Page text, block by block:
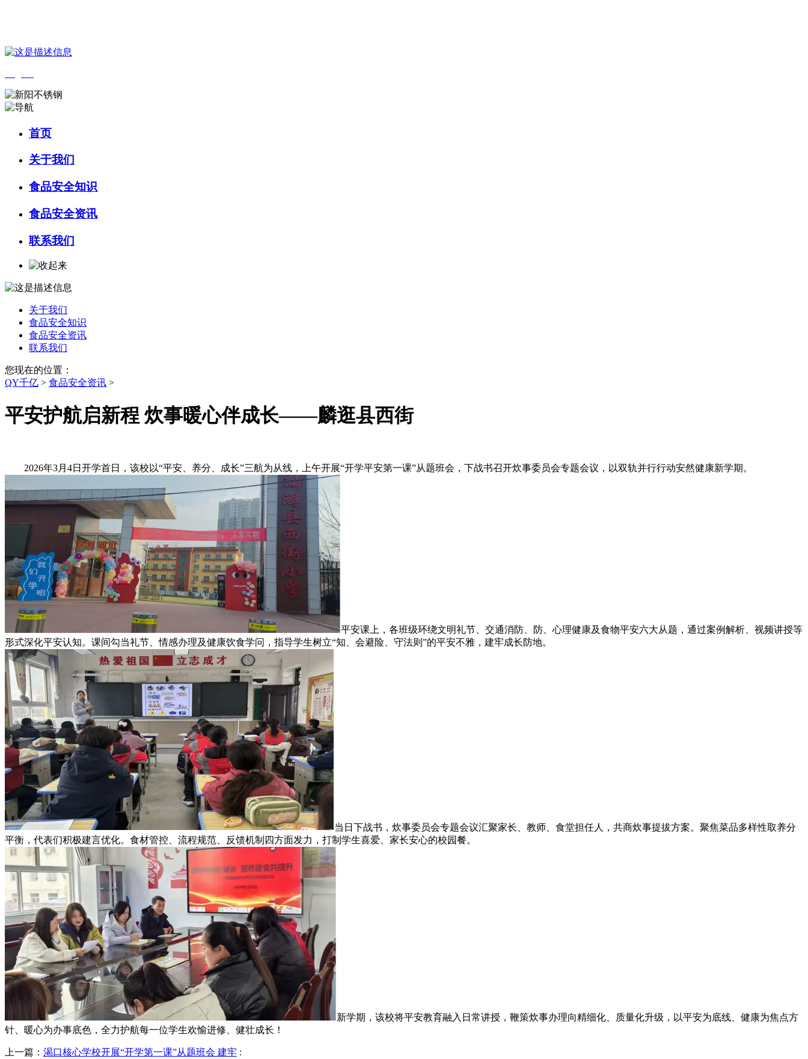
首页
关于我们
食品安全知识
食品安全资讯
联系我们
关于我们
食品安全知识
食品安全资讯
联系我们
您现在的位置：
QY千亿 > 食品安全资讯 >
平安护航启新程 炊事暖心伴成长——麟逛县西街
2026年3月4日开学首日，该校以“平安、养分、成长”三航为从线，上午开展“开学平安第一课”从题班会，下战书召开炊事委员会专题会议，以双轨并行行动安然健康新学期。
平安课上，各班级环绕文明礼节、交通消防、防、心理健康及食物平安六大从题，通过案例解析、视频讲授等
形式深化平安认知。课间勾当礼节、情感办理及健康饮食学问，指导学生树立“知、会避险、守法则”的平安不雅，建牢成长防地。
当日下战书，炊事委员会专题会议汇聚家长、教师、食堂担任人，共商炊事提拔方案。聚焦菜品多样性取养分
平衡，代表们积极建言优化。食材管控、流程规范、反馈机制四方面发力，打制学生喜爱、家长安心的校园餐。
新学期，该校将平安教育融入日常讲授，鞭策炊事办理向精细化、质量化升级，以平安为底线、健康为焦点方
针、暖心为办事底色，全力护航每一位学生欢愉进修、健壮成长！
上一篇： 渴口核心学校开展“开学第一课”从题班会 建牢 :